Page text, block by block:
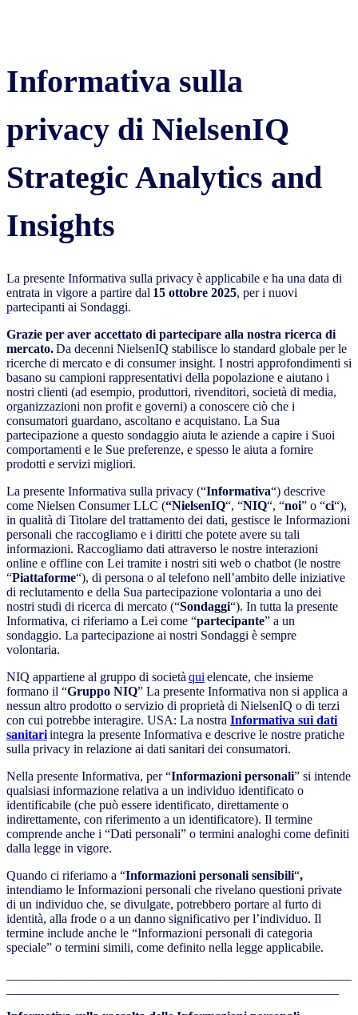
Informativa sulla
privacy di NielsenIQ
Strategic Analytics and
Insights
La presente Informativa sulla privacy è applicabile e ha una data di
entrata in vigore a partire dal 15 ottobre 2025, per i nuovi
partecipanti ai Sondaggi.
Grazie per aver accettato di partecipare alla nostra ricerca di
mercato.Da decenni NielsenIQ stabilisce lo standard globale per le
ricerche di mercato e di consumer insight. I nostri approfondimenti si
basano su campioni rappresentativi della popolazione e aiutano i
nostri clienti (ad esempio, produttori, rivenditori, società di media,
organizzazioni non profit e governi) a conoscere ciò che i
consumatori guardano, ascoltano e acquistano. La Sua
partecipazione a questo sondaggio aiuta le aziende a capire i Suoi
comportamenti e le Sue preferenze, e spesso le aiuta a fornire
prodotti e servizi migliori.
La presente Informativa sulla privacy (“Informativa“) descrive
come Nielsen Consumer LLC (“NielsenIQ“, “NIQ“, “noi” o “ci“),
in qualità di Titolare del trattamento dei dati, gestisce le Informazioni
personali che raccogliamo e i diritti che potete avere su tali
informazioni. Raccogliamo dati attraverso le nostre interazioni
online e offline con Lei tramite i nostri siti web o chatbot (le nostre
“Piattaforme“), di persona o al telefono nell’ambito delle iniziative
di reclutamento e della Sua partecipazione volontaria a uno dei
nostri studi di ricerca di mercato (“Sondaggi“). In tutta la presente
Informativa, ci riferiamo a Lei come “partecipante” a un
sondaggio. La partecipazione ai nostri Sondaggi è sempre
volontaria.
NIQ appartiene al gruppo di società qui elencate, che insieme
formano il “Gruppo NIQ” La presente Informativa non si applica a
nessun altro prodotto o servizio di proprietà di NielsenIQ o di terzi
con cui potrebbe interagire. USA: La nostra Informativa sui dati
sanitariintegra la presente Informativa e descrive le nostre pratiche
sulla privacy in relazione ai dati sanitari dei consumatori.
Nella presente Informativa, per “Informazioni personali” si intende
qualsiasi informazione relativa a un individuo identificato o
identificabile (che può essere identificato, direttamente o
indirettamente, con riferimento a un identificatore). Il termine
comprende anche i “Dati personali” o termini analoghi come definiti
dalla legge in vigore.
Quando ci riferiamo a “Informazioni personali sensibili“,
intendiamo le Informazioni personali che rivelano questioni private
di un individuo che, se divulgate, potrebbero portare al furto di
identità, alla frode o a un danno significativo per l’individuo. Il
termine include anche le “Informazioni personali di categoria
speciale” o termini simili, come definito nella legge applicabile.